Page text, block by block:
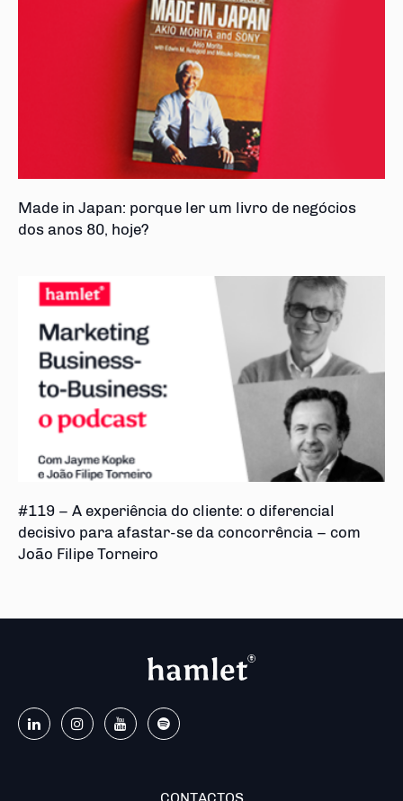
Made in Japan: porque ler um livro de negócios
dos anos 80, hoje?
#119 – A experiência do cliente: o diferencial
decisivo para afastar-se da concorrência – com
João Filipe Torneiro